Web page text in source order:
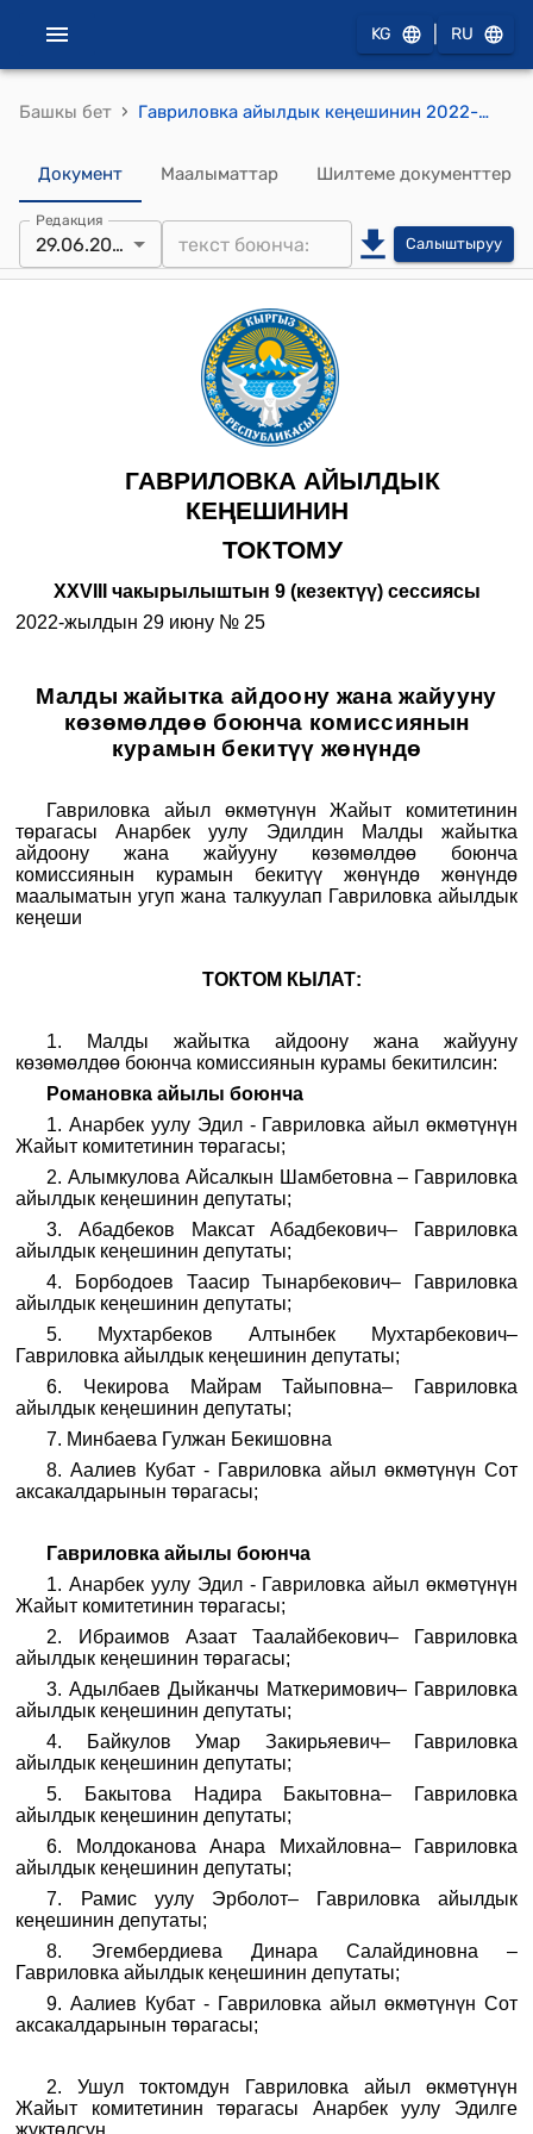
KG RU
Башкы бет › Гавриловка айылдык кеңешинин 2022-жылдын 29 июну № 25 "Малды жайытка айдоону жана жайууну көзөмөлдөө боюнча комиссиянын курамын бекитүү жөнүндө" токтому
Документ Маалыматтар Шилтеме документтер
Редакция
29.06.2022 Салыштыруу